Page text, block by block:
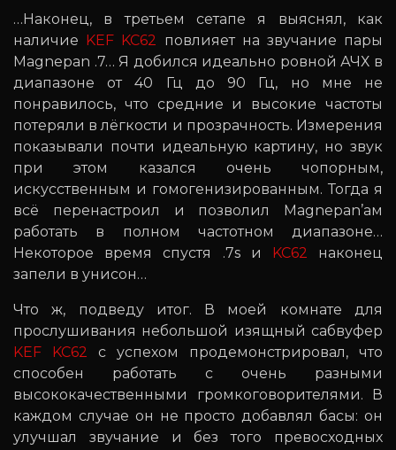
…Наконец, в третьем сетапе я выяснял, как
наличие KEF KC62
повлияет на звучание пары
Magnepan .7… Я добился идеально ровной АЧХ в
диапазоне от 40 Гц до 90 Гц, но мне не
понравилось, что средние и высокие частоты
потеряли в лёгкости и прозрачность. Измерения
показывали почти идеальную картину, но звук
при этом казался очень чопорным,
искусственным и гомогенизированным. Тогда я
всё перенастроил и позволил Magnepan’ам
работать в полном частотном диапазоне…
Некоторое время спустя .7s и KC62 наконец
запели в унисон…
Что ж, подведу итог. В моей комнате для
прослушивания небольшой изящный сабвуфер
KEF KC62
с успехом продемонстрировал, что
способен работать с очень разными
высококачественными громкоговорителями. В
каждом случае он не просто добавлял басы: он
улучшал звучание и без того превосходных